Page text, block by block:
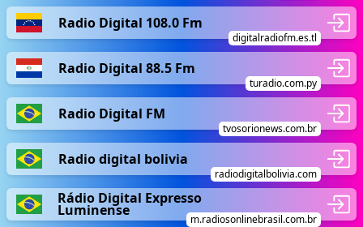
Radio Digital 108.0 Fm
digitalradiofm.es.tl
Radio Digital 88.5 Fm
turadio.com.py
Radio Digital FM
tvosorionews.com.br
Radio digital bolivia
radiodigitalbolivia.com
Rádio Digital Expresso
Luminense
m.radiosonlinebrasil.com.br